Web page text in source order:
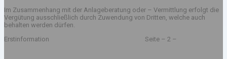
Im Zusammenhang mit der Anlageberatung oder – Vermittlung erfolgt die
Vergütung ausschließlich durch Zuwendung von Dritten, welche auch
behalten werden dürfen.
Erstinformation Seite – 2 –